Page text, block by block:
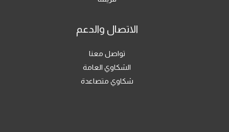
الاتصال والدعم
تواصل معنا
الشكاوي العامة
شكاوي متصاعدة